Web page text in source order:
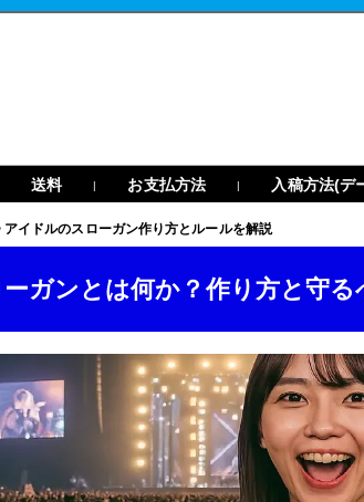
送料 | お支払方法 | 入稿方法(デ
アイドルのスローガン作り方とルールを解説
ガンとは何か？作り方と守